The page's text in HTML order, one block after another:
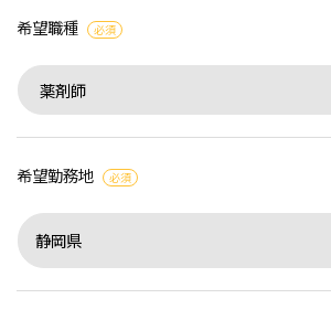
希望職種 必須
希望勤務地 必須